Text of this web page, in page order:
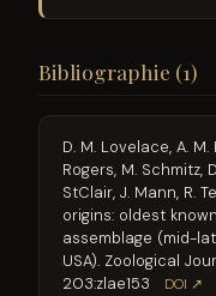
Bibliographie (1)
D. M. Lovelace, A.
Rogers, M. Schmitz,
StClair, J. Mann, R.
origins: oldest
assemblage (mid-
USA). Zoological
203:zlae153
DOI ↗